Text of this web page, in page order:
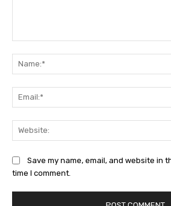
Save my name, email, and website in
time I comment.